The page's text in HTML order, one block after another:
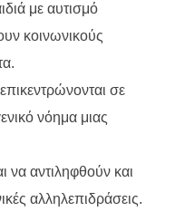
με αυτισμό
κοινωνικούς
σε
νόημα μιας
να αντιληφθούν και
αλληλεπιδράσεις.